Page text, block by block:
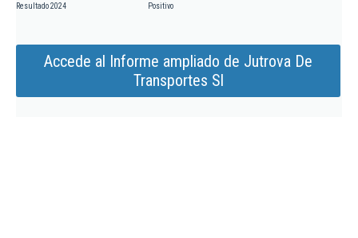
Resultado 2024 Positivo
Accede al Informe ampliado de Jutrova De
Transportes Sl